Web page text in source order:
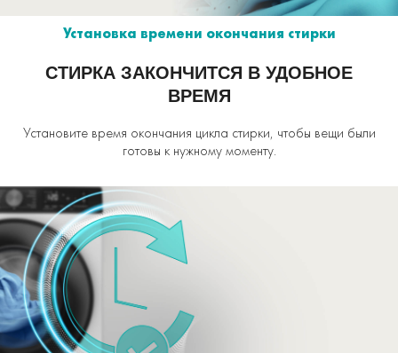
Установка времени окончания стирки
СТИРКА ЗАКОНЧИТСЯ В УДОБНОЕ
ВРЕМЯ
Установите время окончания цикла стирки, чтобы вещи были
готовы к нужному моменту.